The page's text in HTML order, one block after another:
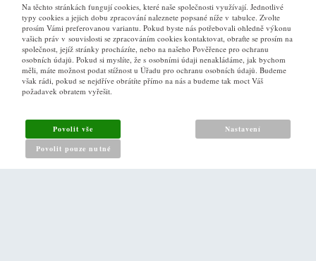
VŠE O NÁKUPU
Jak nakupovat
Reklamační řád
Zásady pro nakládání s osobními údaji
Na těchto stránkách fungují cookies, které naše společnosti využívají. Jednotlivé
typy cookies a jejich dobu zpracování naleznete popsané níže v tabulce. Zvolte
prosím Vámi preferovanou variantu. Pokud byste nás potřebovali ohledně výkonu
vašich práv v souvislosti se zpracováním cookies kontaktovat, obraťte se prosím na
společnost, jejíž stránky procházíte, nebo na našeho Pověřence pro ochranu
osobních údajů. Pokud si myslíte, že s osobními údaji nenakládáme, jak bychom
měli, máte možnost podat stížnost u Úřadu pro ochranu osobních údajů. Budeme
však rádi, pokud se nejdříve obrátíte přímo na nás a budeme tak moct Váš
požadavek obratem vyřešit.
Povolit vše
Povolit pouze nutné
Nastavení